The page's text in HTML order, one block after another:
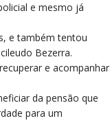
e mesmo já
e também tentou
Bezerra.
e acompanhar
da pensão que
para um